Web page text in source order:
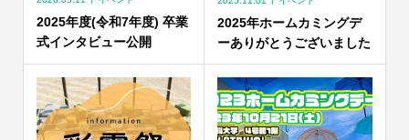
2025年度(令和7年度) 卒業
式インタビュー公開
2025年ホームカミングデ
ーありがとうございました